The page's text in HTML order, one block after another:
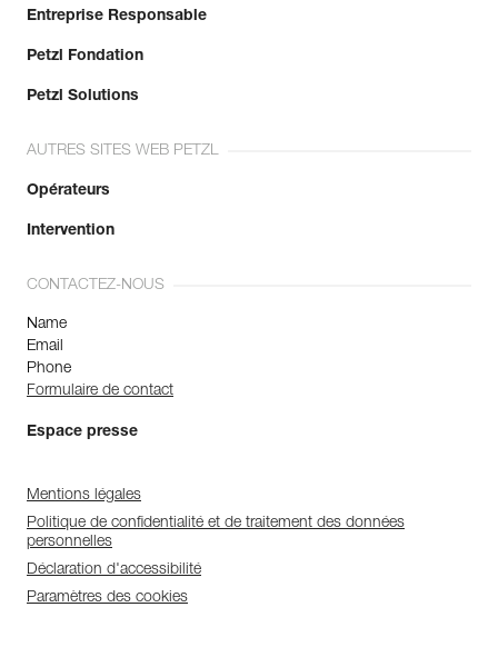
Entreprise Responsable
Petzl Fondation
Petzl Solutions
AUTRES SITES WEB PETZL
Opérateurs
Intervention
CONTACTEZ-NOUS
Name
Email
Phone
Formulaire de contact
Espace presse
Mentions légales
Politique de confidentialité et de traitement des données
personnelles
Déclaration d'accessibilité
Paramètres des cookies